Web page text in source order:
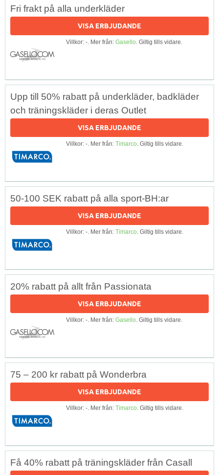
Fri frakt på alla underkläder
VISA ERBJUDANDE
Villkor: -. Mer från: Gasello. Giltig tills vidare.
Upp till 50% rabatt på underkläder, badkläder
och träningskläder i deras Outlet
VISA ERBJUDANDE
Villkor: -. Mer från: Timarco. Giltig tills vidare.
50-100 SEK rabatt på alla sport-BH:ar
VISA ERBJUDANDE
Villkor: -. Mer från: Timarco. Giltig tills vidare.
20% rabatt på allt från Passionata
VISA ERBJUDANDE
Villkor: -. Mer från: Gasello. Giltig tills vidare.
75 – 200 kr rabatt på Wonderbra
VISA ERBJUDANDE
Villkor: -. Mer från: Timarco. Giltig tills vidare.
Få 40% rabatt på träningskläder från Casall